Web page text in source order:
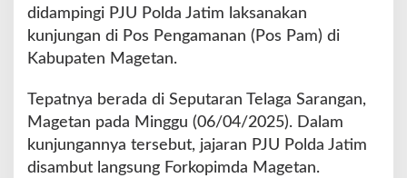
j
a
L
g
s
didampingi PJU Polda Jatim laksanakan
kunjungan di Pos Pengamanan (Pos Pam) di
Kabupaten Magetan.
Tepatnya berada di Seputaran Telaga Sarangan,
Magetan pada Minggu (06/04/2025). Dalam
kunjungannya tersebut, jajaran PJU Polda Jatim
disambut langsung Forkopimda Magetan.